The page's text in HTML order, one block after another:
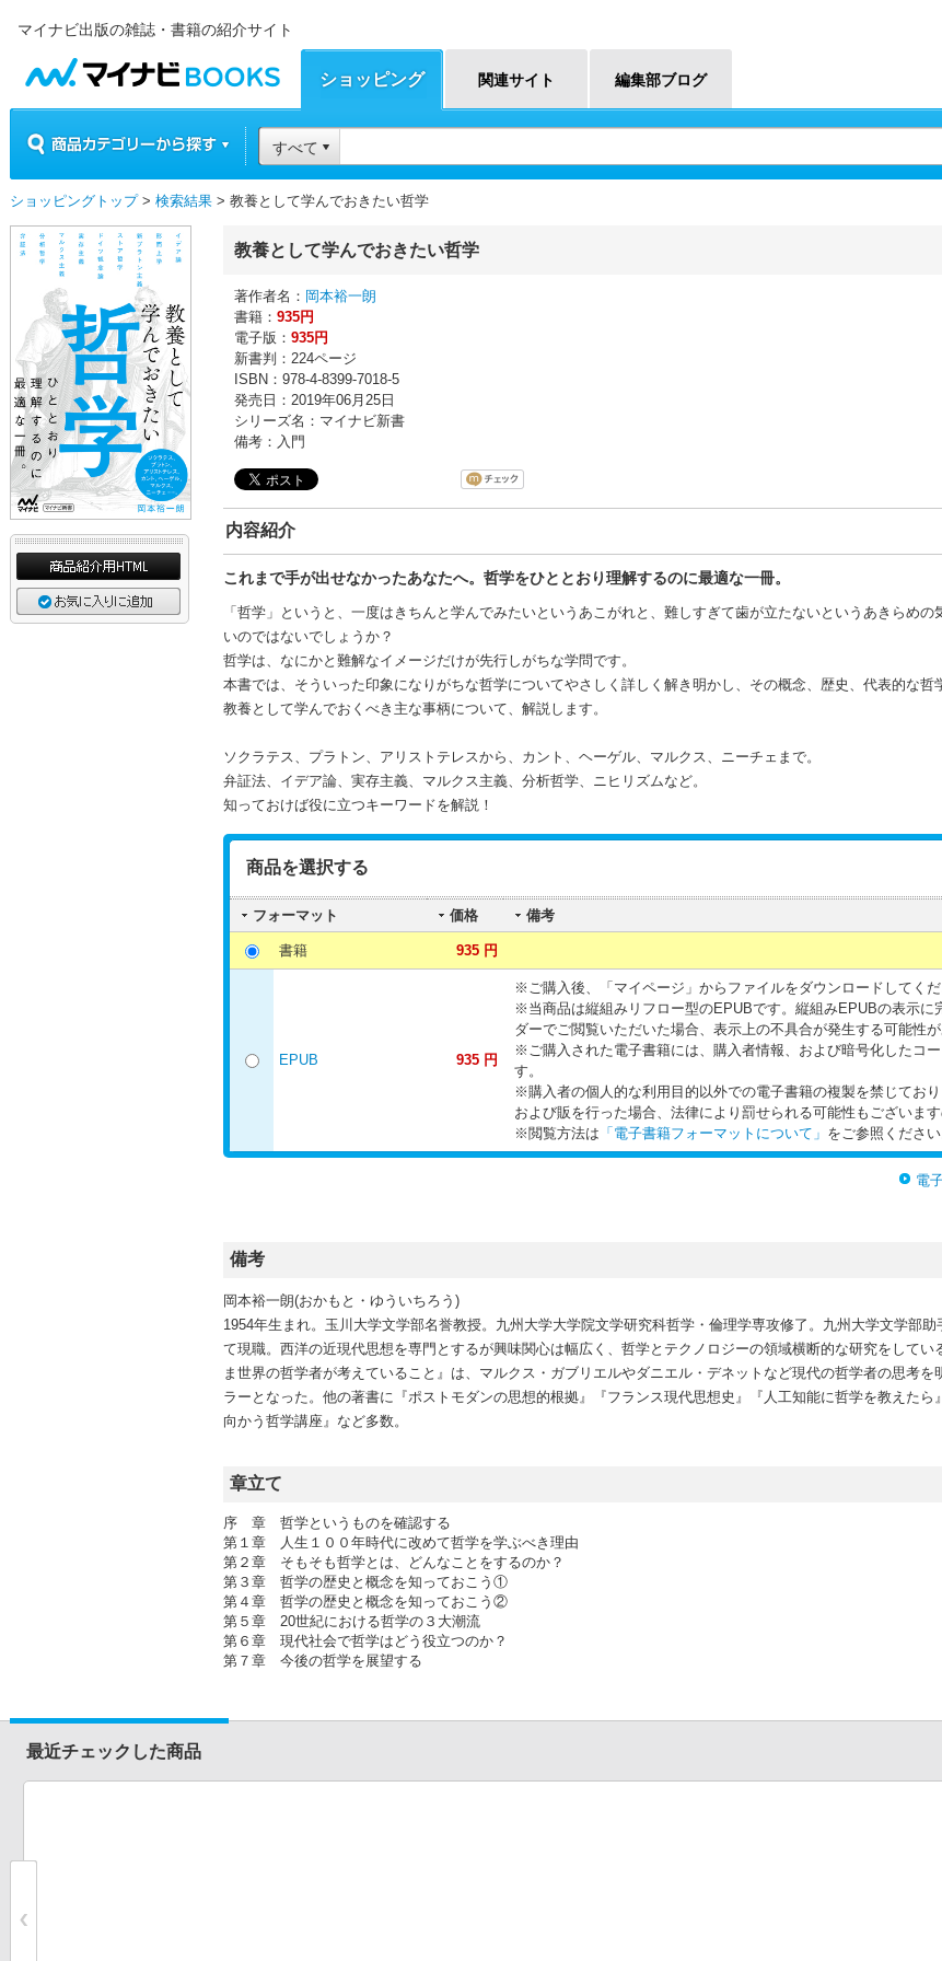
マイナビ出版の雑誌・書籍の紹介サイト
マイナビBOOKS
ショッピング 関連サイト 編集部ブログ
すべて
ショッピングトップ> 検索結果 > 教養として学んでおきたい哲学
教養として学んでおきたい哲学
著作者名： 岡本裕一朗
書籍： 935円
電子版： 935円
新書判：224ページ
ISBN：978-4-8399-7018-5
発売日：2019年06月25日
シリーズ名：マイナビ新書
備考：入門
内容紹介
これまで手が出せなかったあなたへ。哲学をひととおり理解するのに最適な一冊。
「哲学」というと、一度はきちんと学んでみたいというあこがれと、難しすぎて歯が立たないというあきらめの
いのではないでしょうか？
哲学は、なにかと難解なイメージだけが先行しがちな学問です。
本書では、そういった印象になりがちな哲学についてやさしく詳しく解き明かし、その概念、歴史、代表的な哲
教養として学んでおくべき主な事柄について、解説します。
ソクラテス、プラトン、アリストテレスから、カント、ヘーゲル、マルクス、ニーチェまで。
弁証法、イデア論、実存主義、マルクス主義、分析哲学、ニヒリズムなど。
知っておけば役に立つキーワードを解説！
商品を選択する
フォーマット 価格 備考
書籍 935 円
EPUB 935 円
※ご購入後、「マイページ」からファイルをダウンロードしてくだ
※当商品は縦組みリフロー型のEPUBです。縦組みEPUBの表示に
ダーでご閲覧いただいた場合、表示上の不具合が発生する可能性が
※ご購入された電子書籍には、購入者情報、および暗号化したコ
す。
※購入者の個人的な利用目的以外での電子書籍の複製を禁じてお
および販を行った場合、法律により罰せられる可能性もございます
※閲覧方法は 「電子書籍フォーマットについて」 をご参照ください
電
備考
岡本裕一朗(おかもと・ゆういちろう)
1954年生まれ。玉川大学文学部名誉教授。九州大学大学院文学研究科哲学・倫理学専攻修了。九州大学文学部
て現職。西洋の近現代思想を専門とするが興味関心は幅広く、哲学とテクノロジーの領域横断的な研究をしてい
ま世界の哲学者が考えていること』は、マルクス・ガブリエルやダニエル・デネットなど現代の哲学者の思考を
ラーとなった。他の著書に『ポストモダンの思想的根拠』『フランス現代思想史』『人工知能に哲学を教えたら
向かう哲学講座』など多数。
章立て
序 章 哲学というものを確認する
第１章 人生１００年時代に改めて哲学を学ぶべき理由
第２章 そもそも哲学とは、どんなことをするのか？
第３章 哲学の歴史と概念を知っておこう①
第４章 哲学の歴史と概念を知っておこう②
第５章 20世紀における哲学の３大潮流
第６章 現代社会で哲学はどう役立つのか？
第７章 今後の哲学を展望する
最近チェックした商品